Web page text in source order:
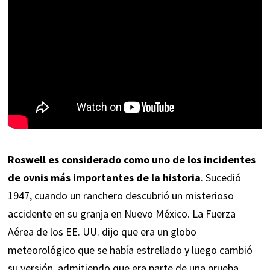
Roswell es considerado como uno de los incidentes
de ovnis más importantes de la historia. Sucedió
1947, cuando un ranchero descubrió un misterioso
accidente en su granja en Nuevo México. La Fuerza
Aérea de los EE. UU. dijo que era un globo
meteorológico que se había estrellado y luego cambió